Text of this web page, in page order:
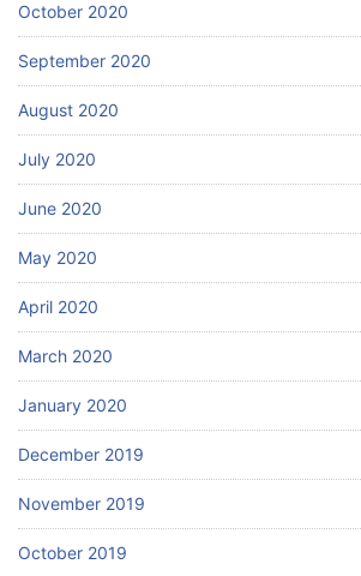
October 2020
September 2020
August 2020
July 2020
June 2020
May 2020
April 2020
March 2020
January 2020
December 2019
November 2019
October 2019